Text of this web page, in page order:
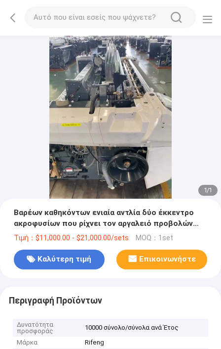
1/1
Βαρέων καθηκόντων ενιαία αντλία δύο έκκεντρο
ακροφυσίων που ρίχνει τον αργαλειό προβολών
ύδατος
Τιμή：$11,000.00 - $21,000.00/sets MOQ：1set
Καλύτερη τιμή Επικοινωνήστε
Περιγραφή Προϊόντων
Δυνατότητα
προσφοράς
10000 σύνολο/σύνολα ανά Έτος
Μάρκα
Rifeng